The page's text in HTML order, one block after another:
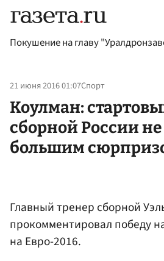
Покушение на главу
21 июня 2016 01:07Спорт
Коулман:
сборной России
большим
Главный тренер сборной
прокомментировал победу
на Евро-2016.